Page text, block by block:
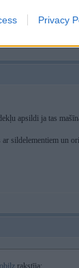
Privacy
apsildi ja tas
sildelementiem un
rakstīja: